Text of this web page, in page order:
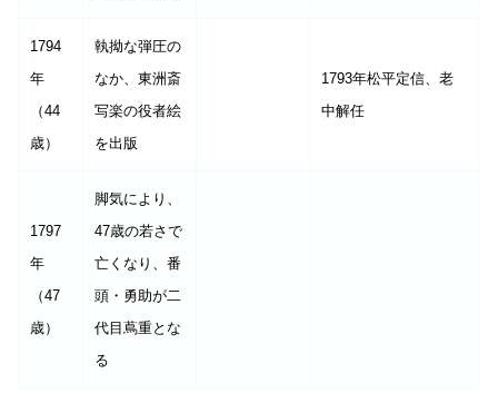
1794
年
（44
歳）
執拗な弾圧の
なか、東洲斎
写楽の役者絵
を出版
1793年松平定信、老
中解任
1797
年
（47
歳）
脚気により、
47歳の若さで
亡くなり、番
頭・勇助が二
代目蔦重とな
る